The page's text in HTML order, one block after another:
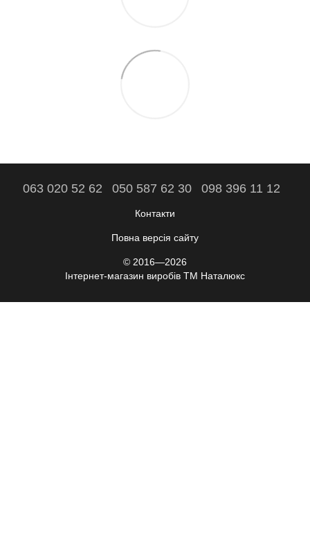
063 020 52 62 050 587 62 30 098 396 11 12
Контакти
Повна версія сайту
© 2016—2026
Інтернет-магазин виробів ТМ Наталюкс